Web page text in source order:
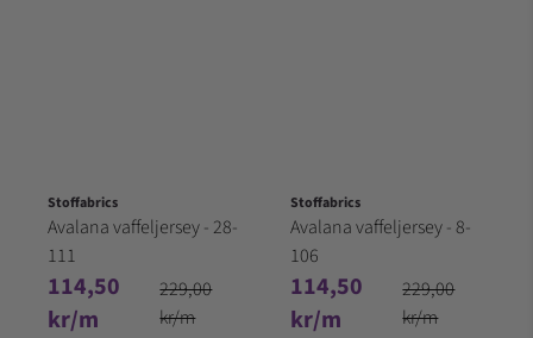
Stoffabrics
Avalana vaffeljersey - 28-
111
114,50
kr/m
229,00
kr/m
Stoffabrics
Avalana vaffeljersey - 8-
106
114,50
kr/m
229,00
kr/m